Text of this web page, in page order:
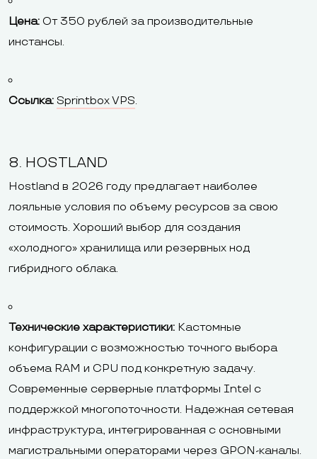
Цена: От 350 рублей за производительные
инстансы.
Ссылка: Sprintbox VPS.
8. HOSTLAND
Hostland в 2026 году предлагает наиболее
лояльные условия по объему ресурсов за свою
стоимость. Хороший выбор для создания
«холодного» хранилища или резервных нод
гибридного облака.
Технические характеристики: Кастомные
конфигурации с возможностью точного выбора
объема RAM и CPU под конкретную задачу.
Современные серверные платформы Intel с
поддержкой многопоточности. Надежная сетевая
инфраструктура, интегрированная с основными
магистральными операторами через GPON-каналы.